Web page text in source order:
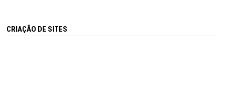
CRIAÇÃO DE SITES